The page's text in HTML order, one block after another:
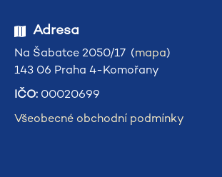
Adresa
Na Šabatce 2050/17 (mapa)
143 06 Praha 4-Komořany
IČO:00020699
Všeobecné obchodní podmínky